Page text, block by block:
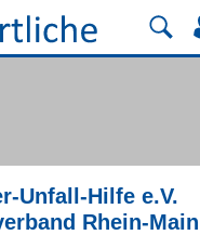
Unfall-Hilfe e.V.
Rhein-Main